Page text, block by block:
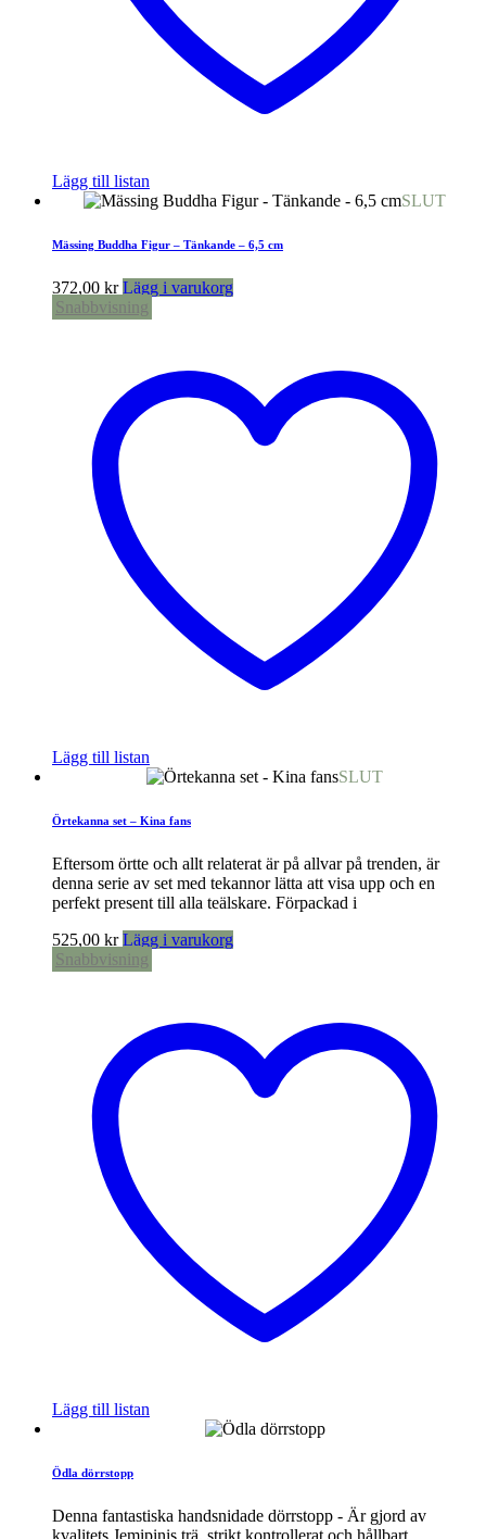
Lägg till listan
SLUT
Mässing Buddha Figur – Tänkande – 6,5 cm
372,00 kr Lägg i varukorg
Snabbvisning
Lägg till listan
SLUT
Örtekanna set – Kina fans
Eftersom örtte och allt relaterat är på allvar på trenden, är
denna serie av set med tekannor lätta att visa upp och en
perfekt present till alla teälskare. Förpackad i
525,00 kr Lägg i varukorg
Snabbvisning
Lägg till listan
Ödla dörrstopp
Denna fantastiska handsnidade dörrstopp - Är gjord av
kvalitets Jemipinis trä, strikt kontrollerat och hållbart